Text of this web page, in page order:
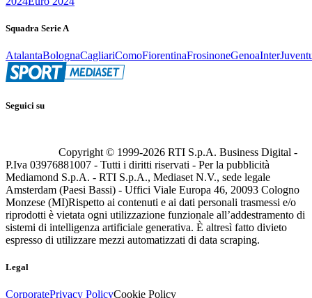
Squadra Serie A
AtalantaBolognaCagliariComoFiorentinaFrosinoneGenoaInter
Seguici su
Copyright © 1999-2026 RTI S.p.A. Business Digital -
P.Iva 03976881007 - Tutti i diritti riservati - Per la pubblicità
Mediamond S.p.A. - RTI S.p.A., Mediaset N.V., sede legale
Amsterdam (Paesi Bassi) - Uffici Viale Europa 46, 20093 Cologno
Monzese (MI)Rispetto ai contenuti e ai dati personali trasmessi e/o
riprodotti è vietata ogni utilizzazione funzionale all’addestramento di
sistemi di intelligenza artificiale generativa. È altresì fatto divieto
espresso di utilizzare mezzi automatizzati di data scraping.
Legal
CorporatePrivacy PolicyCookie Policy